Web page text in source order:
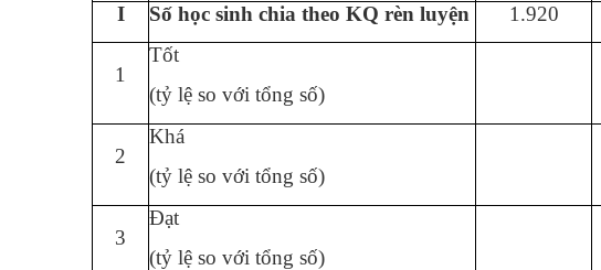
I
Số học sinh chia theo KQ rèn luyện 1.920
1
Tốt
(tỷ lệ so với tổng số)
2
Khá
(tỷ lệ so với tổng số)
3
Đạt
(tỷ lệ so với tổng số)